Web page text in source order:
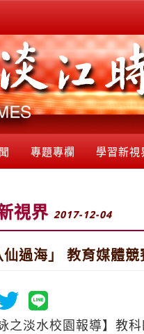
專題專欄 學習新視
視界 2017-12-04
過海」 教育媒體競
詠之淡水校園報導】教